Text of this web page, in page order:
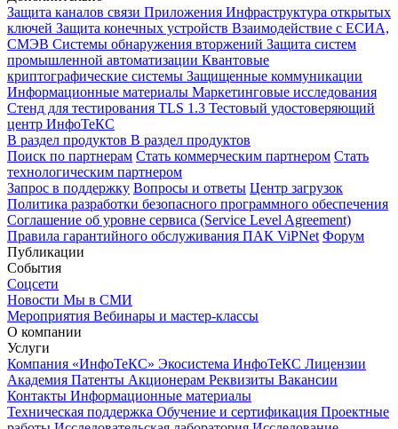
Защита каналов связи Приложения Инфраструктура открытых
ключей Защита конечных устройств Взаимодействие с ЕСИА,
СМЭВ Системы обнаружения вторжений Защита систем
промышленной автоматизации Квантовые
криптографические системы Защищенные коммуникации
Информационные материалы Маркетинговые исследования
Стенд для тестирования TLS 1.3 Тестовый удостоверяющий
центр ИнфоТеКС
В раздел продуктов В раздел продуктов
Поиск по партнерам Стать коммерческим партнером Стать
технологическим партнером
Запрос в поддержку Вопросы и ответы Центр загрузок
Политика разработки безопасного программного обеспечения
Соглашение об уровне сервиса (Service Level Agreement)
Правила гарантийного обслуживания ПАК ViPNet Форум
Публикации
События
Соцсети
Новости Мы в СМИ
Мероприятия Вебинары и мастер-классы
О компании
Услуги
Компания «ИнфоТеКС» Экосистема ИнфоТеКС Лицензии
Академия Патенты Акционерам Реквизиты Вакансии
Контакты Информационные материалы
Техническая поддержка Обучение и сертификация Проектные